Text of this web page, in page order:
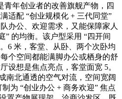
青年创业者的改善旗舰产物，四
适配 “创业规模化 + 三代同堂”
办公、欢迎需求，又能保障家人
” 的均衡。该户型采用 “四开间
6 米，客堂、从卧、两个次卧均
个空间都能满脚办公或栖身的舒
设想是焦点亮点，客堂面宽 5。
南北通透的空气对流，空间宽阔
为 “创业办公 + 商务欢迎” 焦点